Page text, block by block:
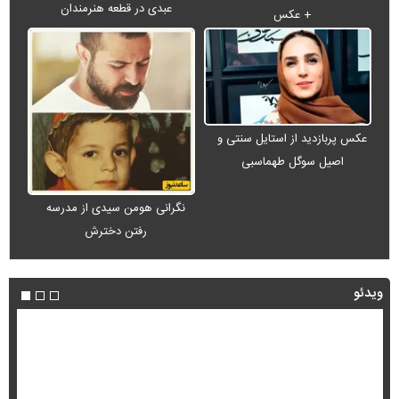
+ عکس
عبدی در قطعه هنرمندان
عکس پربازدید از استایل سنتی و
اصیل سوگل طهماسبی
نگرانی هومن سیدی از مدرسه
رفتن دخترش
ویدئو